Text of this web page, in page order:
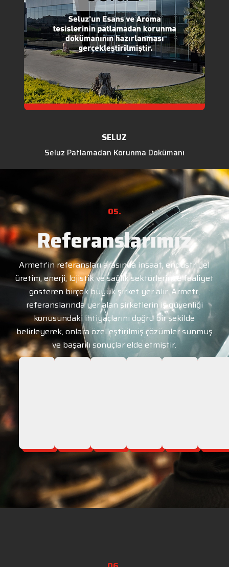
SELUZ
Seluz Patlamadan Korunma Dokümanı
05.
Referanslarımız
Armetr’in referansları arasında inşaat, endüstriyel
üretim, enerji, lojistik ve sağlık sektörlerinde faaliyet
gösteren birçok büyük şirket yer alır. Armetr,
referanslarında yer alan şirketlerin iş güvenliği
konusundaki ihtiyaçlarını doğru bir şekilde
belirleyerek, onlara özelleştirilmiş çözümler sunmuş
ve başarılı sonuçlar elde etmiştir.